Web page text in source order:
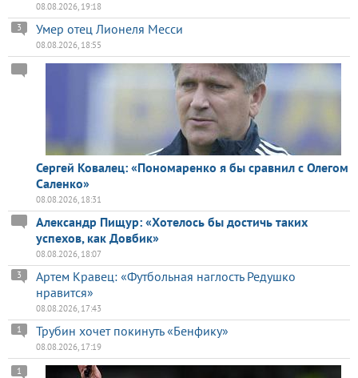
08.08.2026, 19:18
Умер отец Лионеля Месси
3
08.08.2026, 18:55
Сергей Ковалец: «Пономаренко я бы сравнил с Олегом
Саленко»
08.08.2026, 18:31
Александр Пищур: «Хотелось бы достичь таких
успехов, как Довбик»
08.08.2026, 18:07
Артем Кравец: «Футбольная наглость Редушко
нравится»
3
08.08.2026, 17:43
Трубин хочет покинуть «Бенфику»
1
08.08.2026, 17:19
1